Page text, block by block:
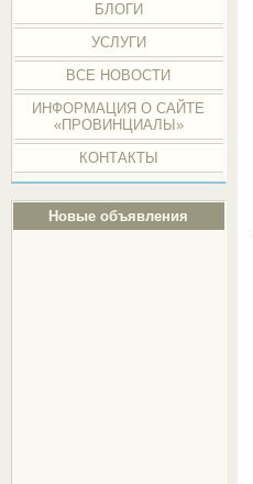
БЛОГИ
УСЛУГИ
ВСЕ НОВОСТИ
ИНФОРМАЦИЯ О САЙТЕ
«ПРОВИНЦИАЛЫ»
КОНТАКТЫ
Новые объявления